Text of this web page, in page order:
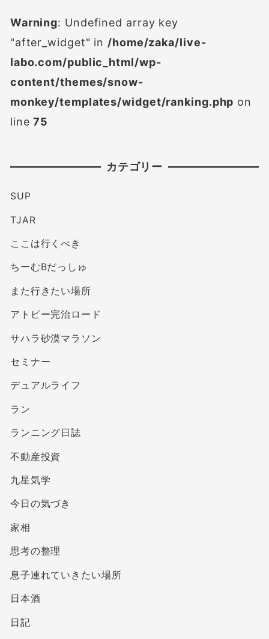
Warning: Undefined array key
"after_widget" in /home/zaka/live-
labo.com/public_html/wp-
content/themes/snow-
monkey/templates/widget/ranking.php on
line75
カテゴリー
SUP
TJAR
ここは行くべき
ちーむBだっしゅ
また行きたい場所
アトピー完治ロード
サハラ砂漠マラソン
セミナー
デュアルライフ
ラン
ランニング日誌
不動産投資
九星気学
今日の気づき
家相
思考の整理
息子連れていきたい場所
日本酒
日記